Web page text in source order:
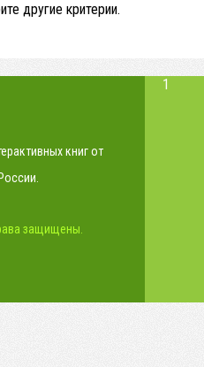
другие критерии.
книг от
защищены.
1